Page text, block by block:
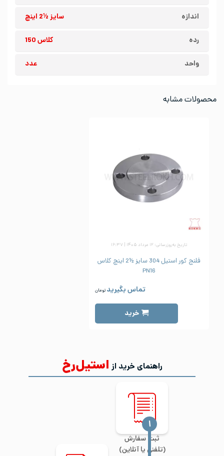
اندازه سایز ½2 اینچ
رده کلاس 150
واحد عدد
محصولات مشابه
تاریخ به‌روزرسانی: ۱۲ مرداد ۱۴۰۵ | ۱۶:۳۷
فلنج کور استیل 304 سایز ½2 اینچ کلاس
PN16
تماس بگیرید تومان
خرید
راهنمای خرید از استیل‌رخ
ثبت سفارش
(تلفنی یا آنلاین)
‍۱